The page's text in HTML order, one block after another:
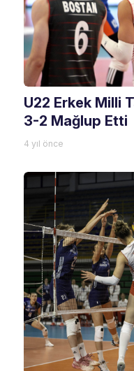
U22 Erkek Milli
3-2 Mağlup Etti
4 yıl önce